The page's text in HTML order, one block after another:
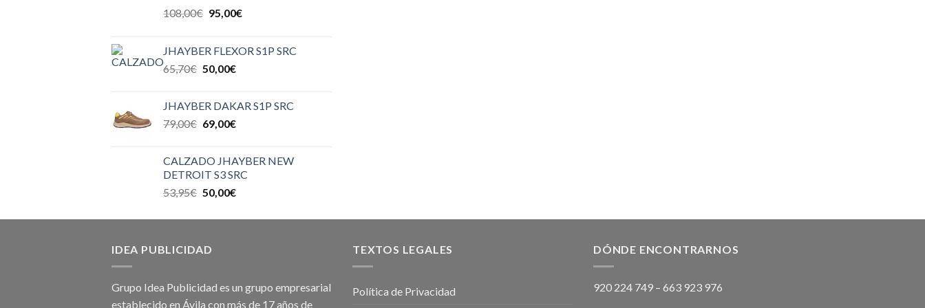
108,00€ 95,00€
JHAYBER FLEXOR S1P SRC
65,70€ 50,00€
JHAYBER DAKAR S1P SRC
79,00€ 69,00€
CALZADO JHAYBER NEW
DETROIT S3 SRC
53,95€ 50,00€
IDEA PUBLICIDAD
Grupo Idea Publicidad es un grupo empresarial
establecido en Ávila con más de 17 años de
TEXTOS LEGALES
Política de Privacidad
DÓNDE ENCONTRARNOS
920 224 749– 663 923 976